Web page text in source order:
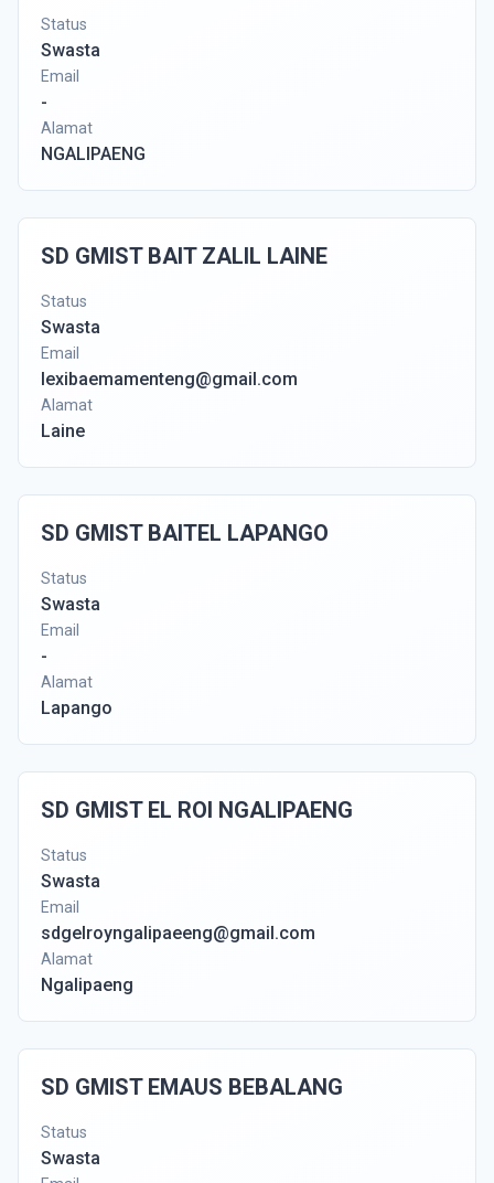
Status
Swasta
Email
-
Alamat
NGALIPAENG
SD GMIST BAIT ZALIL LAINE
Status
Swasta
Email
lexibaemamenteng@gmail.com
Alamat
Laine
SD GMIST BAITEL LAPANGO
Status
Swasta
Email
-
Alamat
Lapango
SD GMIST EL ROI NGALIPAENG
Status
Swasta
Email
sdgelroyngalipaeeng@gmail.com
Alamat
Ngalipaeng
SD GMIST EMAUS BEBALANG
Status
Swasta